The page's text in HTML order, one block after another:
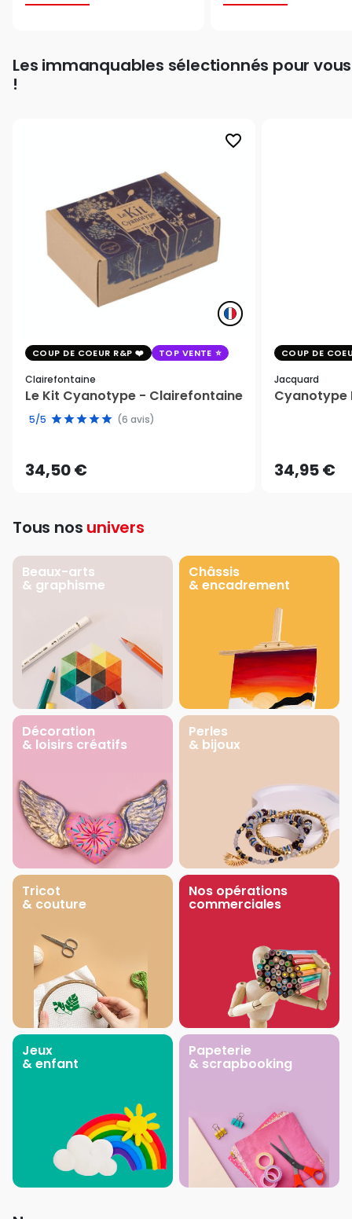
Les immanquables sélectionnés pour vous
!
favorite_border
COUP DE COEUR R&P TOP VENTE
Clairefontaine
Le Kit Cyanotype - Clairefontaine
5/5 (6 avis)
34,50 €
COUP DE
Jacquard
Cyanotype
34,95 €
Tous nos univers
Beaux-arts
& graphisme
Châssis
& encadrement
Décoration
& loisirs créatifs
Perles
& bijoux
Tricot
& couture
Nos opérations
commerciales
Jeux
& enfant
Papeterie
& scrapbooking